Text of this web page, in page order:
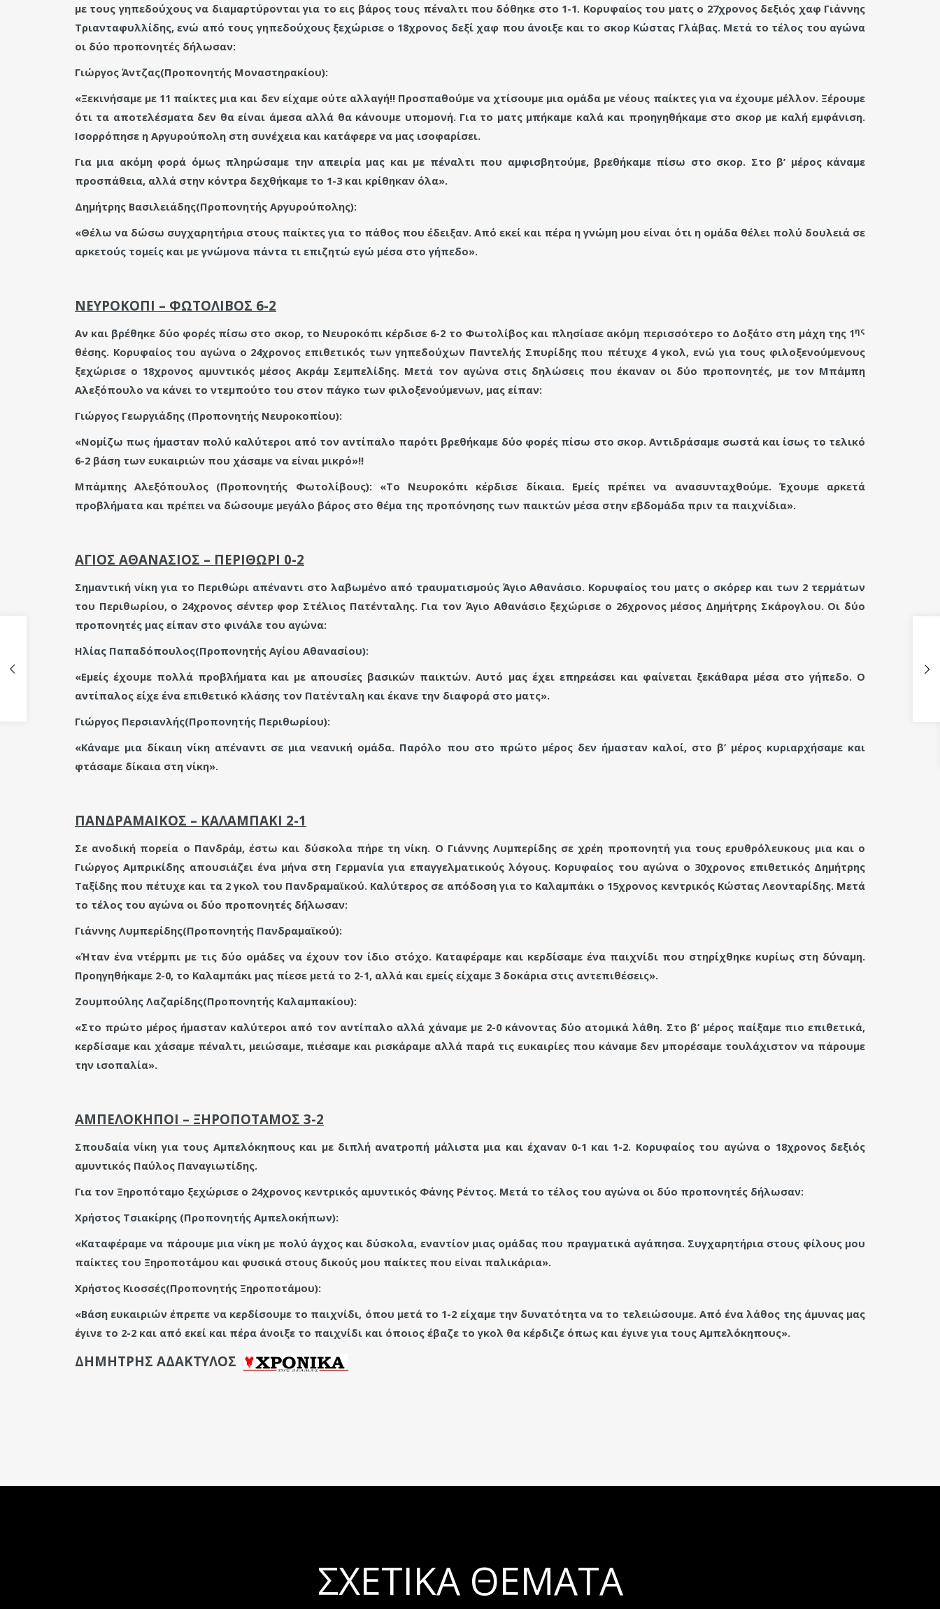
με τους γηπεδούχους να διαμαρτύρονται για το εις βάρος τους πέναλτι που δόθηκε στο 1-1. Κορυφαίος του ματς ο 27χρονος δεξιός χαφ Γιάννης
Τριανταφυλλίδης, ενώ από τους γηπεδούχους ξεχώρισε ο 18χρονος δεξί χαφ που άνοιξε και το σκορ Κώστας Γλάβας. Μετά το τέλος του αγώνα
οι δύο προπονητές δήλωσαν:
Γιώργος Άντζας(Προπονητής Μοναστηρακίου):
«Ξεκινήσαμε με 11 παίκτες μια και δεν είχαμε ούτε αλλαγή!! Προσπαθούμε να χτίσουμε μια ομάδα με νέους παίκτες για να έχουμε μέλλον. Ξέρουμε
ότι τα αποτελέσματα δεν θα είναι άμεσα αλλά θα κάνουμε υπομονή. Για το ματς μπήκαμε καλά και προηγηθήκαμε στο σκορ με καλή εμφάνιση.
Ισορρόπησε η Αργυρούπολη στη συνέχεια και κατάφερε να μας ισοφαρίσει.
Για μια ακόμη φορά όμως πληρώσαμε την απειρία μας και με πέναλτι που αμφισβητούμε, βρεθήκαμε πίσω στο σκορ. Στο β’ μέρος κάναμε
προσπάθεια, αλλά στην κόντρα δεχθήκαμε το 1-3 και κρίθηκαν όλα».
Δημήτρης Βασιλειάδης(Προπονητής Αργυρούπολης):
«Θέλω να δώσω συγχαρητήρια στους παίκτες για το πάθος που έδειξαν. Από εκεί και πέρα η γνώμη μου είναι ότι η ομάδα θέλει πολύ δουλειά σε
αρκετούς τομείς και με γνώμονα πάντα τι επιζητώ εγώ μέσα στο γήπεδο».
ΝΕΥΡΟΚΟΠΙ – ΦΩΤΟΛΙΒΟΣ 6-2
Αν και βρέθηκε δύο φορές πίσω στο σκορ, το Νευροκόπι κέρδισε 6-2 το Φωτολίβος και πλησίασε ακόμη περισσότερο το Δοξάτο στη μάχη της 1ης
θέσης. Κορυφαίος του αγώνα ο 24χρονος επιθετικός των γηπεδούχων Παντελής Σπυρίδης που πέτυχε 4 γκολ, ενώ για τους φιλοξενούμενους
ξεχώρισε ο 18χρονος αμυντικός μέσος Ακράμ Σεμπελίδης. Μετά τον αγώνα στις δηλώσεις που έκαναν οι δύο προπονητές, με τον Μπάμπη
Αλεξόπουλο να κάνει το ντεμπούτο του στον πάγκο των φιλοξενούμενων, μας είπαν:
Γιώργος Γεωργιάδης (Προπονητής Νευροκοπίου):
«Νομίζω πως ήμασταν πολύ καλύτεροι από τον αντίπαλο παρότι βρεθήκαμε δύο φορές πίσω στο σκορ. Αντιδράσαμε σωστά και ίσως το τελικό
6-2 βάση των ευκαιριών που χάσαμε να είναι μικρό»!!
Μπάμπης Αλεξόπουλος (Προπονητής Φωτολίβους): «Το Νευροκόπι κέρδισε δίκαια. Εμείς πρέπει να ανασυνταχθούμε. Έχουμε αρκετά
προβλήματα και πρέπει να δώσουμε μεγάλο βάρος στο θέμα της προπόνησης των παικτών μέσα στην εβδομάδα πριν τα παιχνίδια».
ΑΓΙΟΣ ΑΘΑΝΑΣΙΟΣ – ΠΕΡΙΘΩΡΙ 0-2
Σημαντική νίκη για το Περιθώρι απέναντι στο λαβωμένο από τραυματισμούς Άγιο Αθανάσιο. Κορυφαίος του ματς ο σκόρερ και των 2 τερμάτων
του Περιθωρίου, ο 24χρονος σέντερ φορ Στέλιος Πατένταλης. Για τον Άγιο Αθανάσιο ξεχώρισε ο 26χρονος μέσος Δημήτρης Σκάρογλου. Οι δύο
προπονητές μας είπαν στο φινάλε του αγώνα:
Ηλίας Παπαδόπουλος(Προπονητής Αγίου Αθανασίου):
«Εμείς έχουμε πολλά προβλήματα και με απουσίες βασικών παικτών. Αυτό μας έχει επηρεάσει και φαίνεται ξεκάθαρα μέσα στο γήπεδο. Ο
αντίπαλος είχε ένα επιθετικό κλάσης τον Πατένταλη και έκανε την διαφορά στο ματς».
Γιώργος Περσιανλής(Προπονητής Περιθωρίου):
«Κάναμε μια δίκαιη νίκη απέναντι σε μια νεανική ομάδα. Παρόλο που στο πρώτο μέρος δεν ήμασταν καλοί, στο β’ μέρος κυριαρχήσαμε και
φτάσαμε δίκαια στη νίκη».
ΠΑΝΔΡΑΜΑΙΚΟΣ – ΚΑΛΑΜΠΑΚΙ 2-1
Σε ανοδική πορεία ο Πανδράμ, έστω και δύσκολα πήρε τη νίκη. Ο Γιάννης Λυμπερίδης σε χρέη προπονητή για τους ερυθρόλευκους μια και ο
Γιώργος Αμπρικίδης απουσιάζει ένα μήνα στη Γερμανία για επαγγελματικούς λόγους. Κορυφαίος του αγώνα ο 30χρονος επιθετικός Δημήτρης
Ταξίδης που πέτυχε και τα 2 γκολ του Πανδραμαϊκού. Καλύτερος σε απόδοση για το Καλαμπάκι ο 15χρονος κεντρικός Κώστας Λεονταρίδης. Μετά
το τέλος του αγώνα οι δύο προπονητές δήλωσαν:
Γιάννης Λυμπερίδης(Προπονητής Πανδραμαϊκού):
«Ήταν ένα ντέρμπι με τις δύο ομάδες να έχουν τον ίδιο στόχο. Καταφέραμε και κερδίσαμε ένα παιχνίδι που στηρίχθηκε κυρίως στη δύναμη.
Προηγηθήκαμε 2-0, το Καλαμπάκι μας πίεσε μετά το 2-1, αλλά και εμείς είχαμε 3 δοκάρια στις αντεπιθέσεις».
Ζουμπούλης Λαζαρίδης(Προπονητής Καλαμπακίου):
«Στο πρώτο μέρος ήμασταν καλύτεροι από τον αντίπαλο αλλά χάναμε με 2-0 κάνοντας δύο ατομικά λάθη. Στο β’ μέρος παίξαμε πιο επιθετικά,
κερδίσαμε και χάσαμε πέναλτι, μειώσαμε, πιέσαμε και ρισκάραμε αλλά παρά τις ευκαιρίες που κάναμε δεν μπορέσαμε τουλάχιστον να πάρουμε
την ισοπαλία».
ΑΜΠΕΛΟΚΗΠΟΙ – ΞΗΡΟΠΟΤΑΜΟΣ 3-2
Σπουδαία νίκη για τους Αμπελόκηπους και με διπλή ανατροπή μάλιστα μια και έχαναν 0-1 και 1-2. Κορυφαίος του αγώνα ο 18χρονος δεξιός
αμυντικός Παύλος Παναγιωτίδης.
Για τον Ξηροπόταμο ξεχώρισε ο 24χρονος κεντρικός αμυντικός Φάνης Ρέντος. Μετά το τέλος του αγώνα οι δύο προπονητές δήλωσαν:
Χρήστος Τσιακίρης (Προπονητής Αμπελοκήπων):
«Καταφέραμε να πάρουμε μια νίκη με πολύ άγχος και δύσκολα, εναντίον μιας ομάδας που πραγματικά αγάπησα. Συγχαρητήρια στους φίλους μου
παίκτες του Ξηροποτάμου και φυσικά στους δικούς μου παίκτες που είναι παλικάρια».
Χρήστος Κιοσσές(Προπονητής Ξηροποτάμου):
«Βάση ευκαιριών έπρεπε να κερδίσουμε το παιχνίδι, όπου μετά το 1-2 είχαμε την δυνατότητα να το τελειώσουμε. Από ένα λάθος της άμυνας μας
έγινε το 2-2 και από εκεί και πέρα άνοιξε το παιχνίδι και όποιος έβαζε το γκολ θα κέρδιζε όπως και έγινε για τους Αμπελόκηπους».
ΔΗΜΗΤΡΗΣ ΑΔΑΚΤΥΛΟΣ
ΣΧΕΤΙΚΆ ΘΈΜΑΤΑ